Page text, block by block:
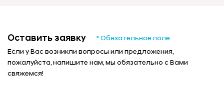
Оставить заявку
* Обязательное поле
Если у Вас возникли вопросы или предложения,
пожалуйста, напишите нам, мы обязательно с Вами
свяжемся!